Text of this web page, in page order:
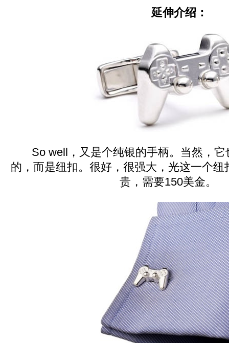
延伸介绍：
So well，又是个纯银的手柄。当然，它
的，而是纽扣。很好，很强大，光这一个纽
贵，需要150美金。